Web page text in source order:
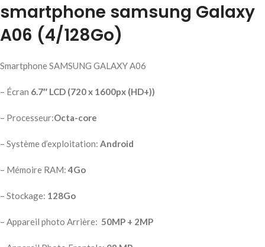
smartphone samsung Galaxy
A06 (4/128Go)
Smartphone SAMSUNG GALAXY A06
– Écran 6.7″ LCD (720 x 1600px (HD+))
– Processeur:Octa-core
– Système d’exploitation: Android
– Mémoire RAM: 4Go
– Stockage: 128Go
– Appareil photo Arrière: 50MP + 2MP